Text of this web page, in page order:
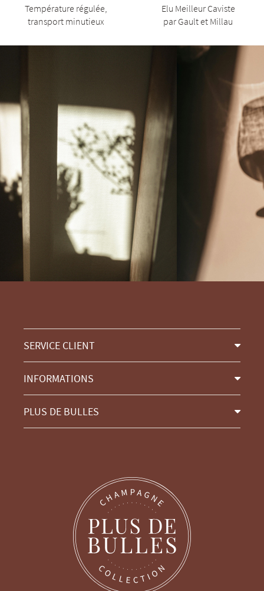
Température régulée,
transport minutieux
Elu Meilleur Caviste
par Gault et Millau
SERVICE CLIENT
INFORMATIONS
PLUS DE BULLES